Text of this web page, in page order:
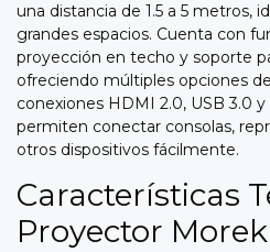
una distancia de 1.5 a 5 metros,
grandes espacios. Cuenta con
proyección en techo y soporte
ofreciendo múltiples opciones
conexiones HDMI 2.0, USB 3.0
permiten conectar consolas,
otros dispositivos fácilmente.
Características
Proyector